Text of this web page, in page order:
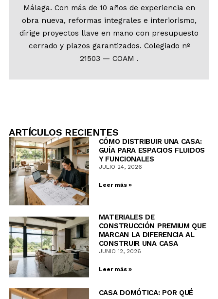
Málaga. Con más de 10 años de experiencia en
obra nueva, reformas integrales e interiorismo,
dirige proyectos llave en mano con presupuesto
cerrado y plazos garantizados. Colegiado nº
21503 — COAM .
ARTÍCULOS RECIENTES
CÓMO DISTRIBUIR UNA CASA:
GUÍA PARA ESPACIOS FLUIDOS
Y FUNCIONALES
JULIO 24, 2026
Leer más »
MATERIALES DE
CONSTRUCCIÓN PREMIUM QUE
MARCAN LA DIFERENCIA AL
CONSTRUIR UNA CASA
JUNIO 12, 2026
Leer más »
CASA DOMÓTICA: POR QUÉ